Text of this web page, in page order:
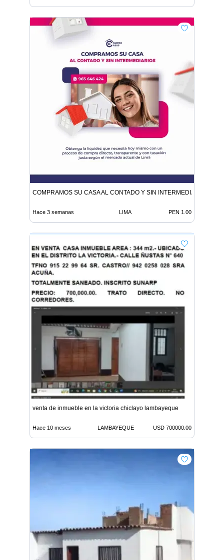
COMPRAMOS SU CASA AL CONTADO Y SIN INTERMEDIARIOS
Hace 3 semanas LIMA PEN 1.00
venta de inmueble en la victoria chiclayo lambayeque
Hace 10 meses LAMBAYEQUE USD 700000.00